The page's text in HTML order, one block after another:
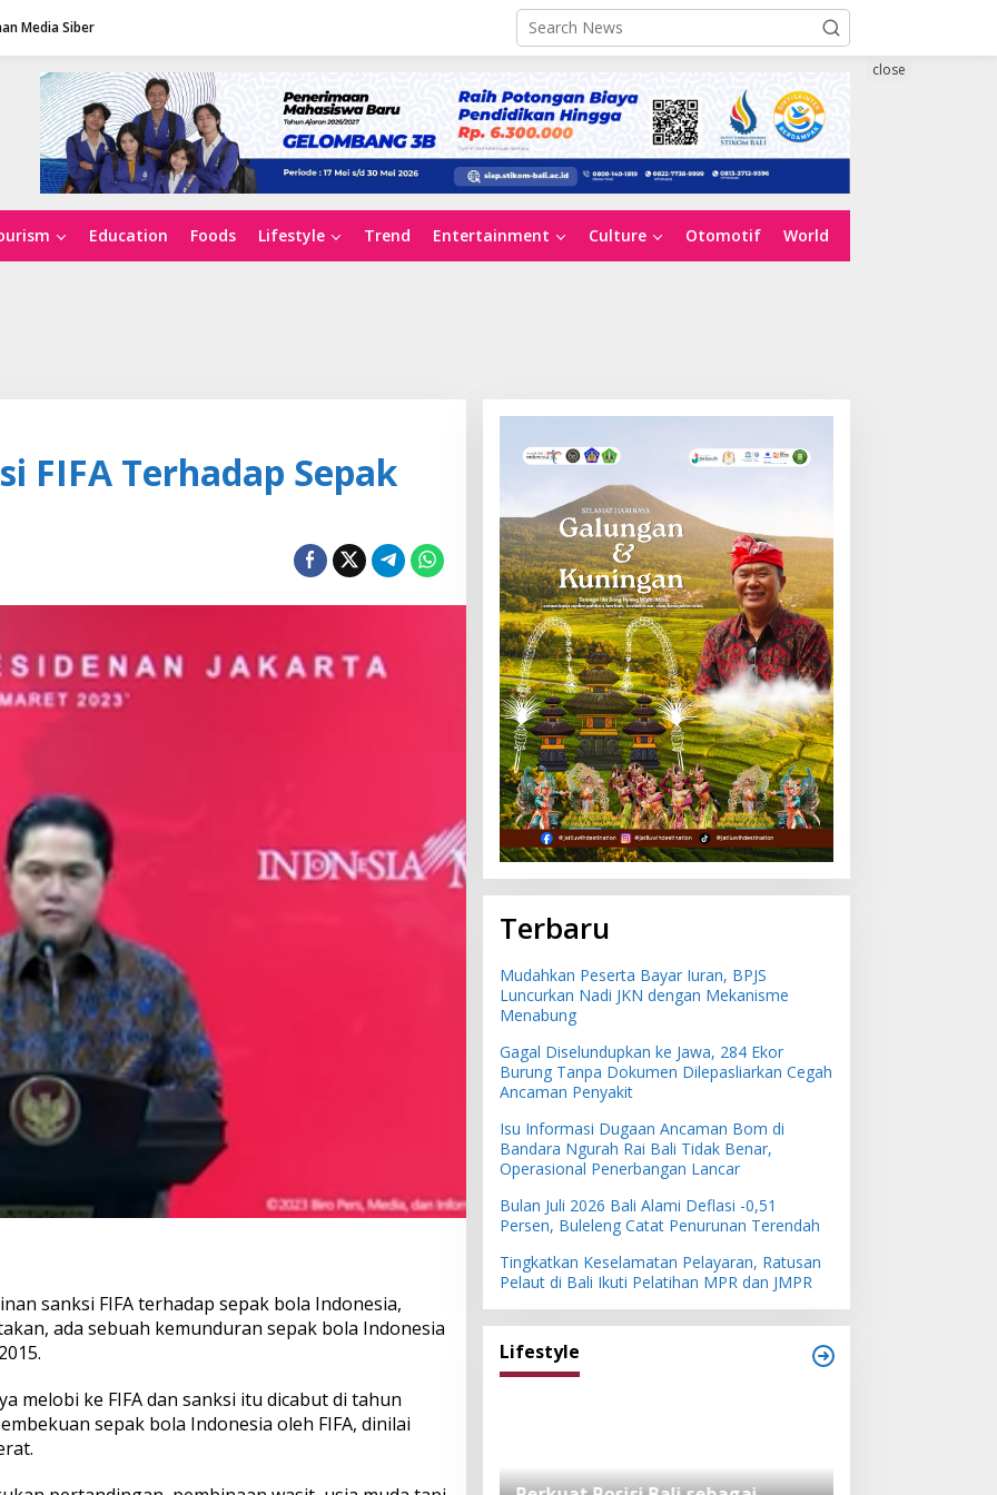
Media Siber
Education Foods Lifestyle Trend Entertainment Culture Otomotif World
close
FIFA Terhadap Sepak
sanksi FIFA terhadap sepak bola Indonesia,
ada sebuah kemunduran sepak bola Indonesia
melobi ke FIFA dan sanksi itu dicabut di tahun
sepak bola Indonesia oleh FIFA, dinilai
Terbaru
Mudahkan Peserta Bayar Iuran, BPJS
Luncurkan Nadi JKN dengan Mekanisme
Menabung
Gagal Diselundupkan ke Jawa, 284 Ekor
Burung Tanpa Dokumen Dilepasliarkan Cegah
Ancaman Penyakit
Isu Informasi Dugaan Ancaman Bom di
Bandara Ngurah Rai Bali Tidak Benar,
Operasional Penerbangan Lancar
Bulan Juli 2026 Bali Alami Deflasi -0,51
Persen, Buleleng Catat Penurunan Terendah
Tingkatkan Keselamatan Pelayaran, Ratusan
Pelaut di Bali Ikuti Pelatihan MPR dan JMPR
Lifestyle